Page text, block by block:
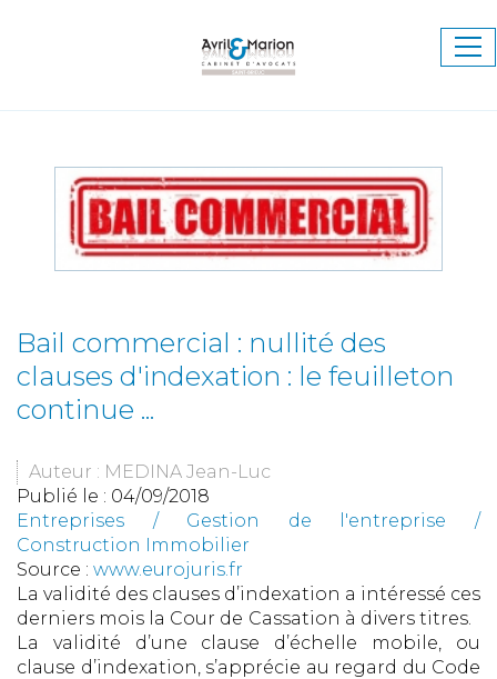
Bail commercial : nullité des
clauses d'indexation : le feuilleton
continue ...
Auteur : MEDINA Jean-Luc
Publié le : 04/09/2018
Entreprises / Gestion de l'entreprise /
Construction Immobilier
Source : www.eurojuris.fr
La validité des clauses d’indexation a intéressé ces
derniers mois la Cour de Cassation à divers titres.
La validité d’une clause d’échelle mobile, ou
clause d’indexation, s’apprécie au regard du Code